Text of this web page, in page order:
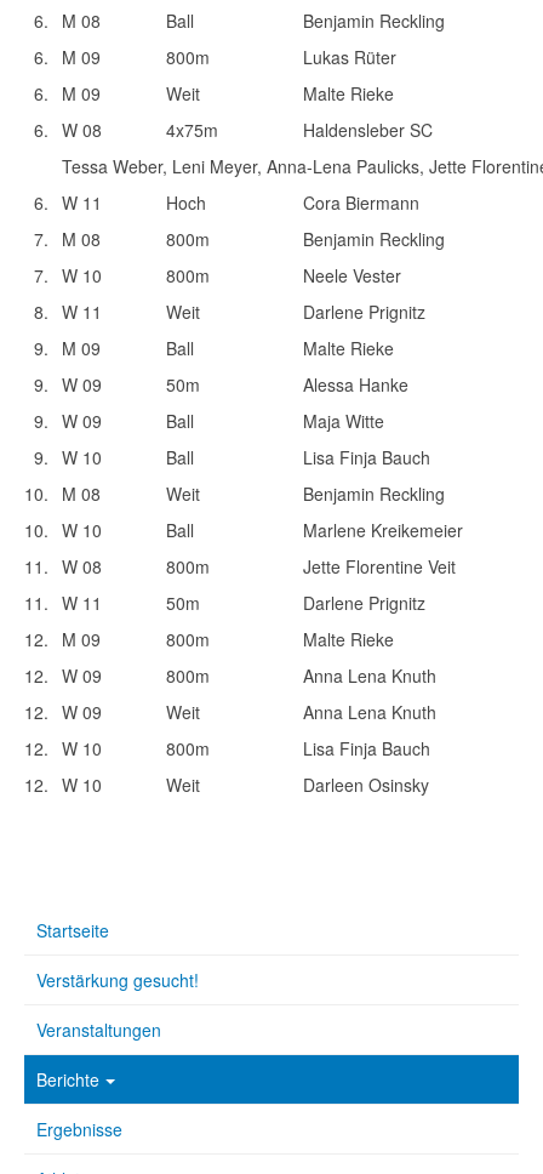
6.
M 08 Ball
Benjamin Reckling
6.
M 09 800m
Lukas Rüter
6.
M 09 Weit
Malte Rieke
6. W 08 4x75m
Haldensleber SC
Tessa Weber, Leni Meyer, Anna-Lena Paulicks, Jette
6. W 11 Hoch
Cora Biermann
7.
M 08 800m
Benjamin Reckling
7. W 10 800m
Neele Vester
8. W 11 Weit
Darlene Prignitz
9.
M 09 Ball
Malte Rieke
9. W 09 50m
Alessa Hanke
9. W 09 Ball
Maja Witte
9. W 10 Ball
Lisa Finja Bauch
10.
M 08 Weit
Benjamin Reckling
10. W 10 Ball
Marlene Kreikemeier
11. W 08 800m
Jette Florentine Veit
11. W 11 50m
Darlene Prignitz
12.
M 09 800m
Malte Rieke
12. W 09 800m
Anna Lena Knuth
12. W 09 Weit
Anna Lena Knuth
12. W 10 800m
Lisa Finja Bauch
12. W 10 Weit Darleen Osinsky
Startseite
Verstärkung gesucht!
Veranstaltungen
Berichte
Ergebnisse